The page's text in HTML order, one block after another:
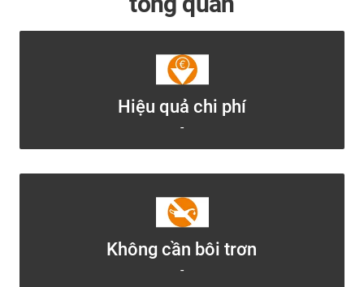
Hiệu quả chi phí
-
Không cần bôi trơn
-